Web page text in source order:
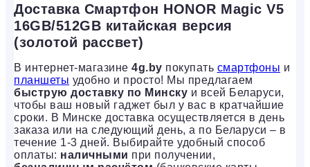
Доставка Смартфон HONOR Magic V5
16GB/512GB китайская версия
(золотой рассвет)
В интернет-магазине 4g.by покупать смартфоны и
планшеты удобно и просто! Мы предлагаем
быструю доставку по Минску и всей Беларуси,
чтобы ваш новый гаджет был у вас в кратчайшие
сроки. В Минске доставка осуществляется в день
заказа или на следующий день, а по Беларуси – в
течение 1-3 дней. Выбирайте удобный способ
оплаты: наличными при получении,